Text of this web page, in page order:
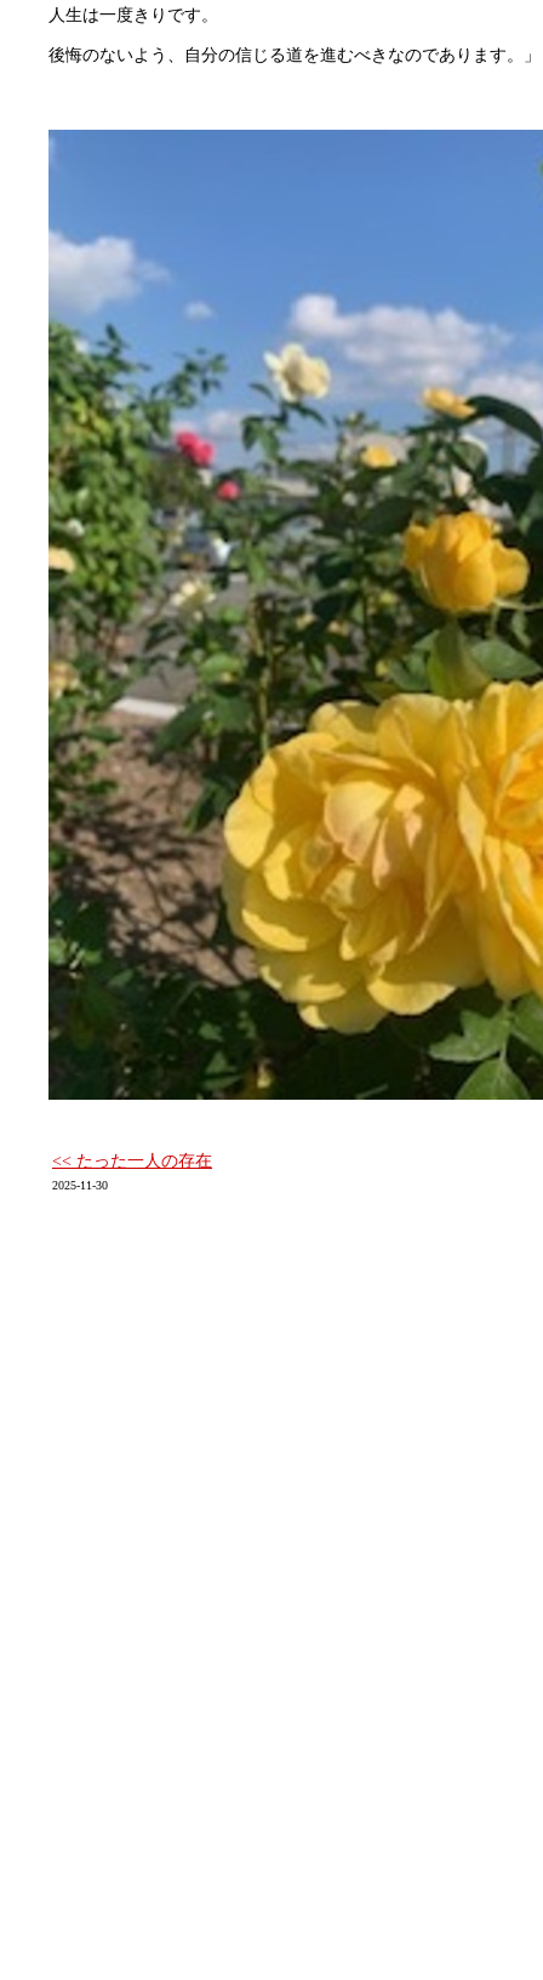
人生は一度きりです。
後悔のないよう、自分の信じる道を進むべきなのであります。
<< たった一人の存在
2025-11-30